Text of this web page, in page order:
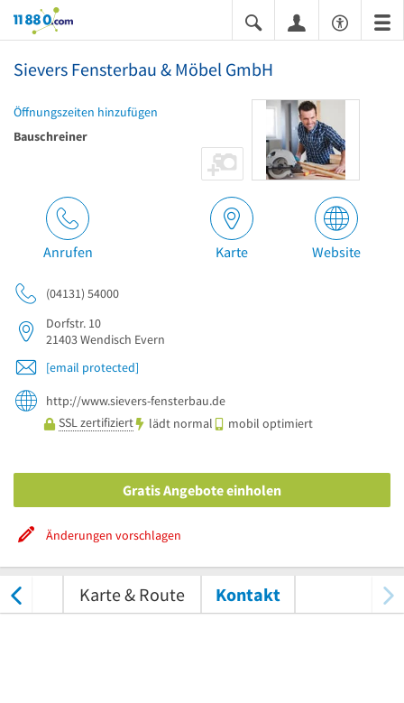
11880.com
Sievers Fensterbau & Möbel GmbH
Öffnungszeiten hinzufügen
Bauschreiner
Anrufen Karte Website
(04131) 54000
Dorfstr. 10
21403Wendisch Evern
[email protected]
http://www.sievers-fensterbau.de
SSL zertifiziert
lädt normal mobil optimiert
Gratis Angebote einholen
Änderungen vorschlagen
Karte & Route Kontakt